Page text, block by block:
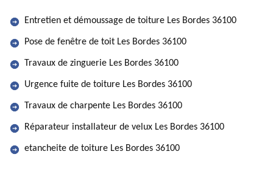
Entretien et démoussage de toiture Les Bordes 36100
Pose de fenêtre de toit Les Bordes 36100
Travaux de zinguerie Les Bordes 36100
Urgence fuite de toiture Les Bordes 36100
Travaux de charpente Les Bordes 36100
Réparateur installateur de velux Les Bordes 36100
etancheite de toiture Les Bordes 36100